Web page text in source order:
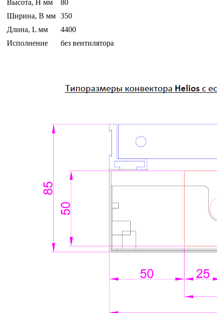
Высота, H мм
80
Ширина, B мм 350
Длина, L мм
4400
Исполнение
без вентилятора